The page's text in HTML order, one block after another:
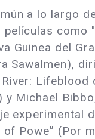
a lo largo
películas como
Guinea del
Sawalmen),
River:
y Michael
experimental
of Powe” (Por